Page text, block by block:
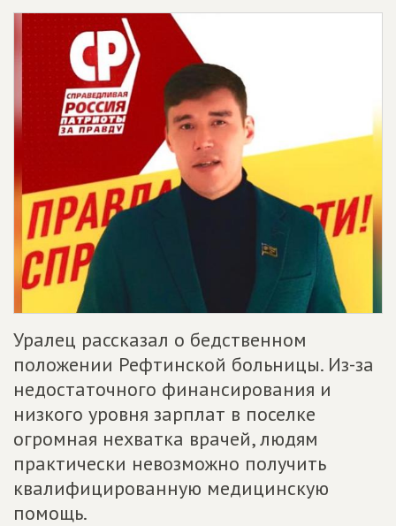
Уралец рассказал о бедственном
положении Рефтинской больницы. Из-за
недостаточного финансирования и
низкого уровня зарплат в поселке
огромная нехватка врачей, людям
практически невозможно получить
квалифицированную медицинскую
помощь.